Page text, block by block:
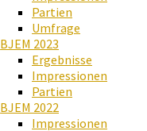
Partien
Umfrage
BJEM 2023
Ergebnisse
Impressionen
Partien
BJEM 2022
Impressionen